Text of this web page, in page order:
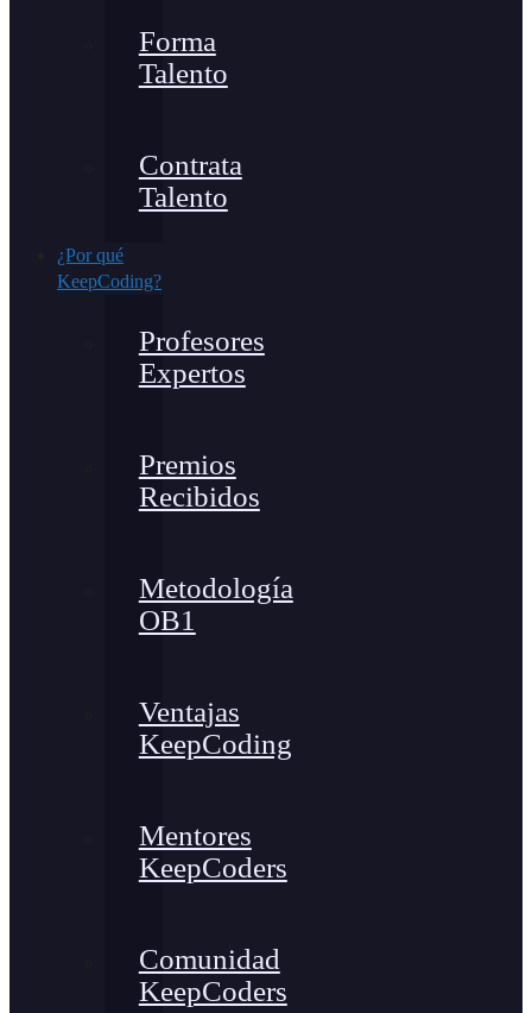
Forma
Talento
Contrata
Talento
¿Por qué
KeepCoding?
Profesores
Expertos
Premios
Recibidos
Metodología
OB1
Ventajas
KeepCoding
Mentores
KeepCoders
Comunidad
KeepCoders